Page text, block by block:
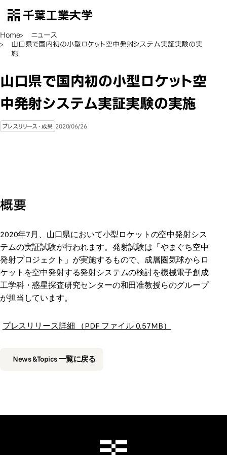
千葉工業大学
Open Menu
Home
ニュース
山口県で国内初の小型ロケット空中発射システム実証実験の実
施
山口県で国内初の小型ロケット空
中発射システム実証実験の実施
プレスリリース・成果 2020/06/26
概要
2020年7月、山口県において小型ロケットの空中発射シス
テムの実証試験が行われます。発射試験は「やまぐち空中
発射プロジェクト」が実施するもので、成層圏気球からロ
ケットを空中発射する発射システムの検討を機械電子創成
工学科・惑星探査研究センターの和田准教授らのグループ
が担当しています。
プレスリリース詳細 （PDF ファイル 0.57MB）
News &Topics 一覧に戻る
千葉工業大学